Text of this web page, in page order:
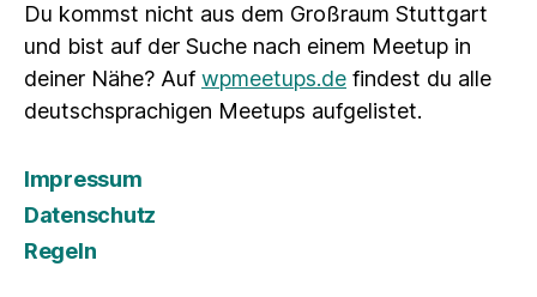
Du kommst nicht aus dem Großraum Stuttgart
und bist auf der Suche nach einem Meetup in
deiner Nähe? Auf wpmeetups.de findest du alle
deutschsprachigen Meetups aufgelistet.
Impressum
Datenschutz
Regeln